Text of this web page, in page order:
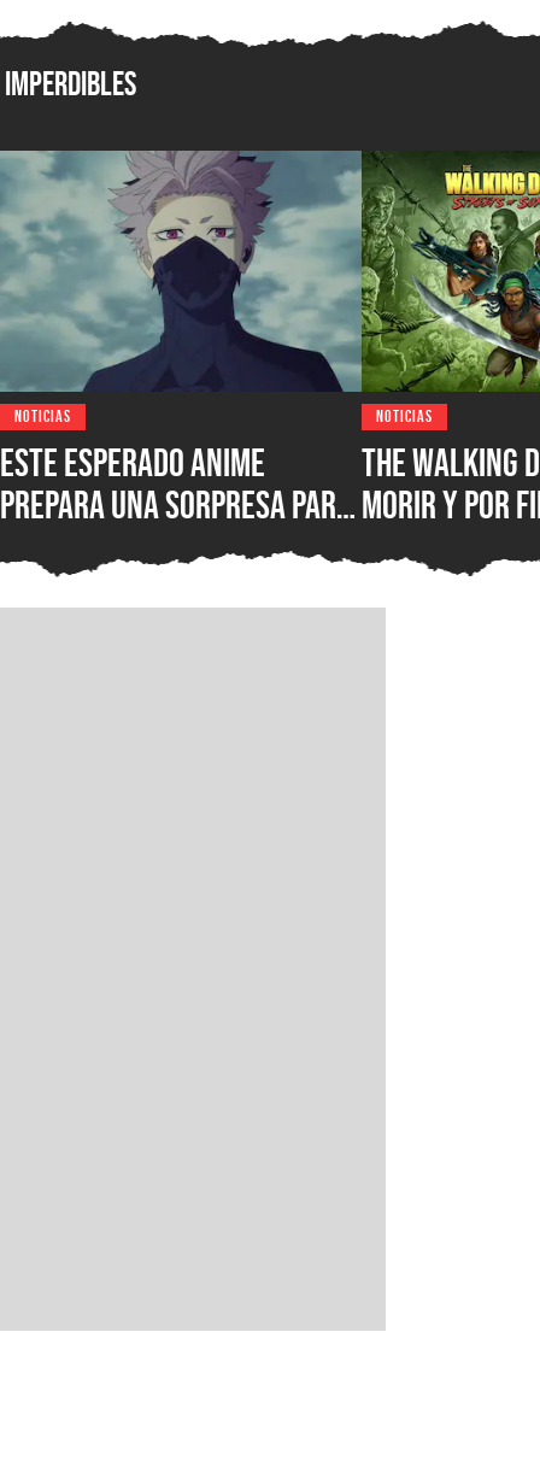
Imperdibles
NOTICIAS
Este esperado anime
prepara una sorpresa para
septiembre y los fans de
Kaiju No. 8 querrán verla
NOTICIAS
The Walking
morir y por
conocer la
lanzamiento